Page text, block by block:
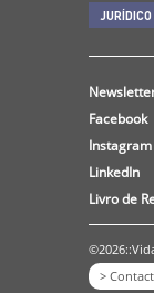
JURÍDICO
Facebook
Instagram
LinkedIn
Livro de
>